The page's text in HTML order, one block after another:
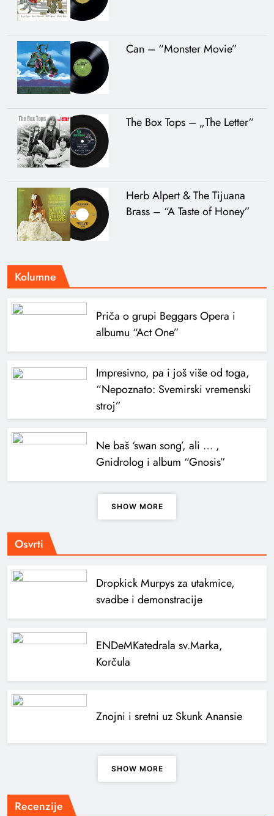
Can – “Monster Movie”
The Box Tops – „The Letter“
Herb Alpert & The Tijuana
Brass – “A Taste of Honey”
Kolumne
Priča o grupi Beggars Opera i
albumu “Act One”
Impresivno, pa i još više od toga,
“Nepoznato: Svemirski vremenski
stroj”
Ne baš ‘swan song’, ali … ,
Gnidrolog i album “Gnosis”
SHOW MORE
Osvrti
Dropkick Murpys za utakmice,
svadbe i demonstracije
ENDeMKatedrala sv.Marka,
Korčula
Znojni i sretni uz Skunk Anansie
SHOW MORE
Recenzije